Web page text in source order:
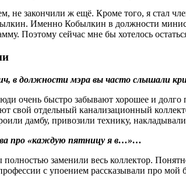
не закончили ж ещё. Кроме того, я стал
Именно Кобылкин в должности
Поэтому сейчас мне бы хотелось
в должности мэра вы часто слышали
очень быстро забывают хорошее и
свой отдельный канализационный
дамбу, привозили технику,
про «каждую пятницу я в…»…
заменили весь коллектор.
с упоением рассказывали про мой